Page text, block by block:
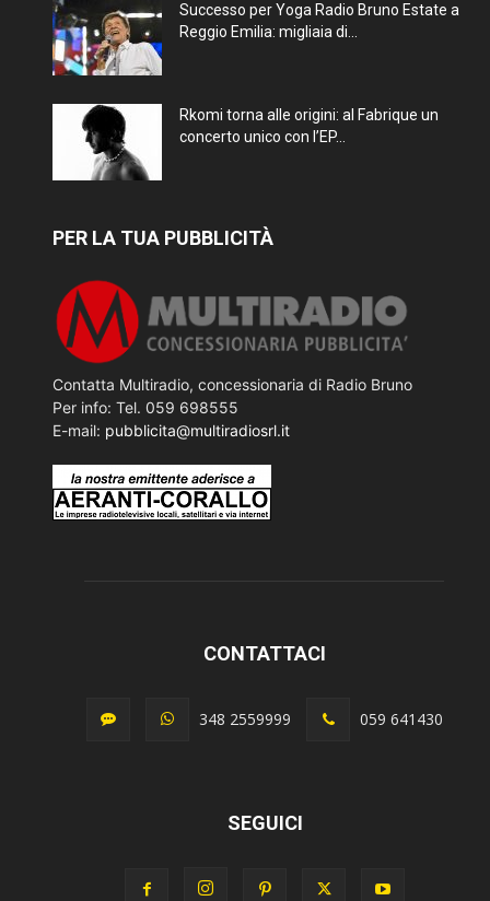
Successo per Yoga Radio Bruno Estate a
Reggio Emilia: migliaia di...
Rkomi torna alle origini: al Fabrique un
concerto unico con l’EP...
PER LA TUA PUBBLICITÀ
Contatta Multiradio, concessionaria di Radio Bruno
Per info: Tel. 059 698555
E-mail: pubblicita@multiradiosrl.it
CONTATTACI
348 2559999 059 641430
SEGUICI